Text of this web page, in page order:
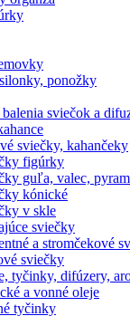
ponožky
sviečok a
sviečky, kahančeky
figúrky
guľa, valec,
kónické
v skle
sviečky
a stromčekové
sviečky
tyčinky, difúzery,
a vonné oleje
tyčinky